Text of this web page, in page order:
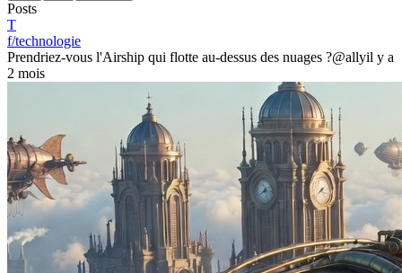
Posts
T
f/technologie
Prendriez-vous l'Airship qui flotte au-dessus des nuages ?@allyil y a
2 mois